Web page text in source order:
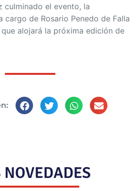
culminado el evento, la
cargo de Rosario Penedo de Falla
alojará la próxima edición de
NOVEDADES